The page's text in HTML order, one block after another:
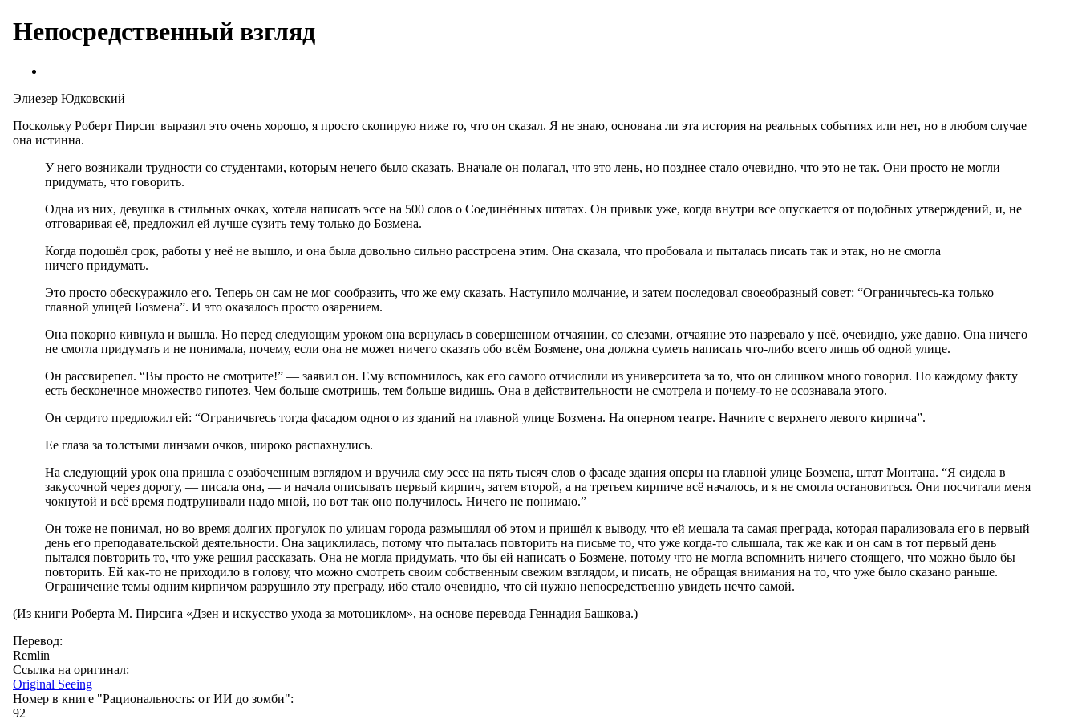
Непосредственный взгляд
Элиезер Юдковский
Поскольку Роберт Пирсиг выразил это очень хорошо, я просто скопирую ниже то, что он сказал. Я не знаю, основана ли эта история на реальных событиях или нет, но в любом случае
она истинна.
У него возникали трудности со студентами, которым нечего было сказать. Вначале он полагал, что это лень, но позднее стало очевидно, что это не так. Они просто не могли
придумать, что говорить.
Одна из них, девушка в стильных очках, хотела написать эссе на 500 слов о Соединённых штатах. Он привык уже, когда внутри все опускается от подобных утверждений, и, не
отговаривая её, предложил ей лучше сузить тему только до Бозмена.
Когда подошёл срок, работы у неё не вышло, и она была довольно сильно расстроена этим. Она сказала, что пробовала и пыталась писать так и этак, но не смогла
ничего придумать.
Это просто обескуражило его. Теперь он сам не мог сообразить, что же ему сказать. Наступило молчание, и затем последовал своеобразный совет: “Ограничьтесь-ка только
главной улицей Бозмена”. И это оказалось просто озарением.
Она покорно кивнула и вышла. Но перед следующим уроком она вернулась в совершенном отчаянии, со слезами, отчаяние это назревало у неё, очевидно, уже давно. Она ничего
не смогла придумать и не понимала, почему, если она не может ничего сказать обо всём Бозмене, она должна суметь написать что-либо всего лишь об одной улице.
Он рассвирепел. “Вы просто не смотрите!” — заявил он. Ему вспомнилось, как его самого отчислили из университета за то, что он слишком много говорил. По каждому факту
есть бесконечное множество гипотез. Чем больше смотришь, тем больше видишь. Она в действительности не смотрела и почему-то не осознавала этого.
Он сердито предложил ей: “Ограничьтесь тогда фасадом одного из зданий на главной улице Бозмена. На оперном театре. Начните с верхнего левого кирпича”.
Ее глаза за толстыми линзами очков, широко распахнулись.
На следующий урок она пришла с озабоченным взглядом и вручила ему эссе на пять тысяч слов о фасаде здания оперы на главной улице Бозмена, штат Монтана. “Я сидела в
закусочной через дорогу, — писала она, — и начала описывать первый кирпич, затем второй, а на третьем кирпиче всё началось, и я не смогла остановиться. Они посчитали меня
чокнутой и всё время подтрунивали надо мной, но вот так оно получилось. Ничего не понимаю.”
Он тоже не понимал, но во время долгих прогулок по улицам города размышлял об этом и пришёл к выводу, что ей мешала та самая преграда, которая парализовала его в первый
день его преподавательской деятельности. Она зациклилась, потому что пыталась повторить на письме то, что уже когда-то слышала, так же как и он сам в тот первый день
пытался повторить то, что уже решил рассказать. Она не могла придумать, что бы ей написать о Бозмене, потому что не могла вспомнить ничего стоящего, что можно было бы
повторить. Ей как-то не приходило в голову, что можно смотреть своим собственным свежим взглядом, и писать, не обращая внимания на то, что уже было сказано раньше.
Ограничение темы одним кирпичом разрушило эту преграду, ибо стало очевидно, что ей нужно непосредственно увидеть нечто самой.
(Из книги Роберта М. Пирсига «Дзен и искусство ухода за мотоциклом», на основе перевода Геннадия Башкова.)
Перевод:
Remlin
Ссылка на оригинал:
Original Seeing
Номер в книге "Рациональность: от ИИ до зомби":
92